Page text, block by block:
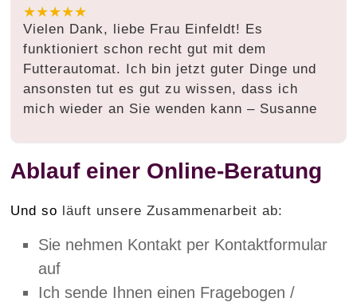
★★★★★
Vielen Dank, liebe Frau Einfeldt! Es
funktioniert schon recht gut mit dem
Futterautomat. Ich bin jetzt guter Dinge und
ansonsten tut es gut zu wissen, dass ich
mich wieder an Sie wenden kann – Susanne
Ablauf einer Online-Beratung
Und so läuft unsere Zusammenarbeit ab:
Sie nehmen Kontakt per Kontaktformular
auf
Ich sende Ihnen einen Fragebogen /